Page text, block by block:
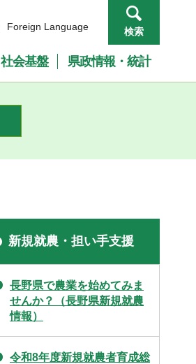
Foreign Language 検索
社会基盤 県政情報・統計
新規就農・担い手支援
長野県で農業を始めてみま
せんか？（長野県新規就農
情報）
令和8年度新規就農者育成総